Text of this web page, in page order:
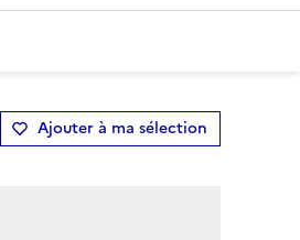
Ajouter à ma sélection